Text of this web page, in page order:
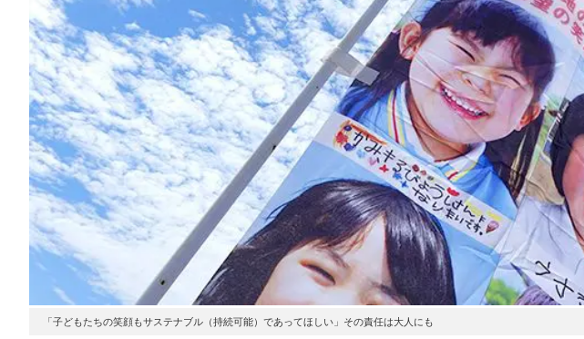
「子どもたちの笑顔もサステナブル（持続可能）であってほしい」その責任は大人にも